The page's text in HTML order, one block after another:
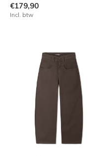
€179,90
Incl. btw